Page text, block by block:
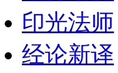
印光法师
经论新译